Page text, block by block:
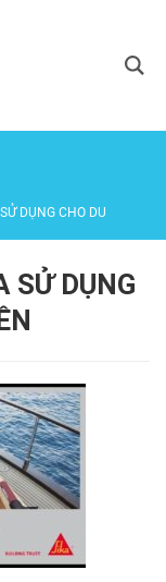
DỤNG CHO DU
SỬ DỤNG